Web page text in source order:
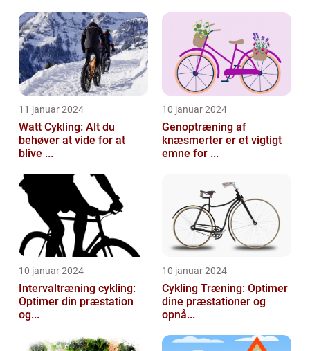
11 januar 2024
Watt Cykling: Alt du
behøver at vide for at
blive ...
10 januar 2024
Genoptræning af
knæsmerter er et vigtigt
emne for ...
10 januar 2024
Intervaltræning cykling:
Optimer din præstation
og...
10 januar 2024
Cykling Træning: Optimer
dine præstationer og
opnå...